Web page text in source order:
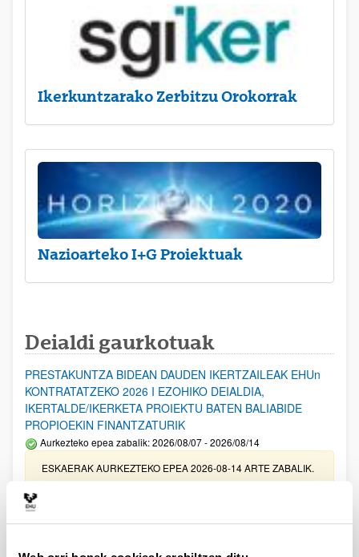
Ikerkuntzarako Zerbitzu Orokorrak
Nazioarteko I+G Proiektuak
Deialdi gaurkotuak
PRESTAKUNTZA BIDEAN DAUDEN IKERTZAILEAK EHUn
KONTRATATZEKO 2026 I EZOHIKO DEIALDIA,
IKERTALDE/IKERKETA PROIEKTU BATEN BALIABIDE
PROPIOEKIN FINANTZATURIK
Aurkezteko epea zabalik: 2026/08/07 - 2026/08/14
ESKAERAK AURKEZTEKO EPEA 2026-08-14 ARTE ZABALIK.
UPV/EHUn Azpiegitura Zientifikoa eta Funts Bibliografikoak
erosi eta berritzeko laguntzak 2026